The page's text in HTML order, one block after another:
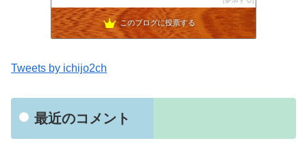
このブログに投票する
Tweets by ichijo2ch
最近のコメント